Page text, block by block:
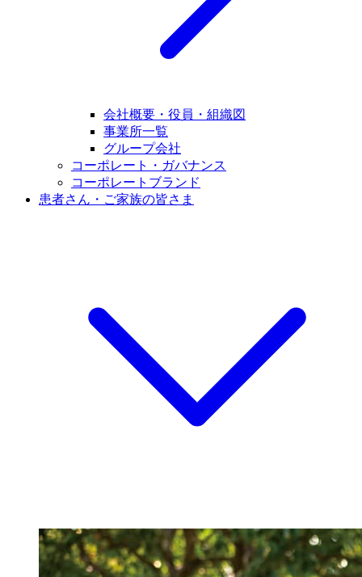
会社概要・役員・組織図
事業所一覧
グループ会社
コーポレート・ガバナンス
コーポレートブランド
患者さん・ご家族の皆さま